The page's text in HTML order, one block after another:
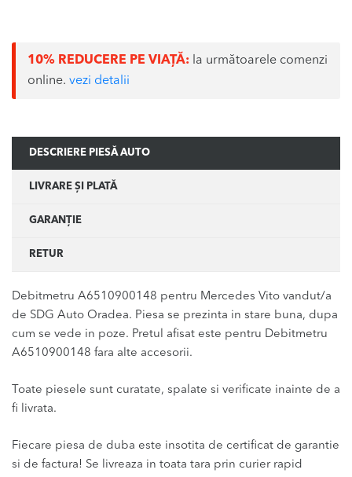
10% REDUCERE PE VIAȚĂ: la următoarele comenzi
online. vezi detalii
DESCRIERE PIESĂ AUTO
LIVRARE ȘI PLATĂ
GARANȚIE
RETUR
Debitmetru A6510900148 pentru Mercedes Vito vandut/a
de SDG Auto Oradea. Piesa se prezinta in stare buna, dupa
cum se vede in poze. Pretul afisat este pentru Debitmetru
A6510900148 fara alte accesorii.
Toate piesele sunt curatate, spalate si verificate inainte de a
fi livrata.
Fiecare piesa de duba este insotita de certificat de garantie
si de factura! Se livreaza in toata tara prin curier rapid